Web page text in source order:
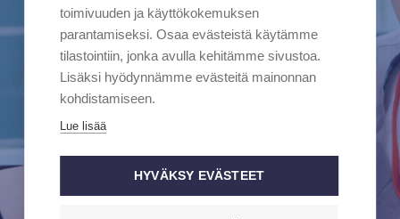
toimivuuden ja käyttökokemuksen
parantamiseksi. Osaa evästeistä käytämme
tilastointiin, jonka avulla kehitämme sivustoa.
Lisäksi hyödynnämme evästeitä mainonnan
kohdistamiseen.
Lue lisää
HYVÄKSY EVÄSTEET